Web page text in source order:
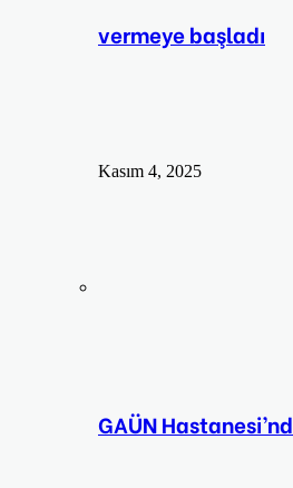
vermeye başladı
Kasım 4, 2025
GAÜN